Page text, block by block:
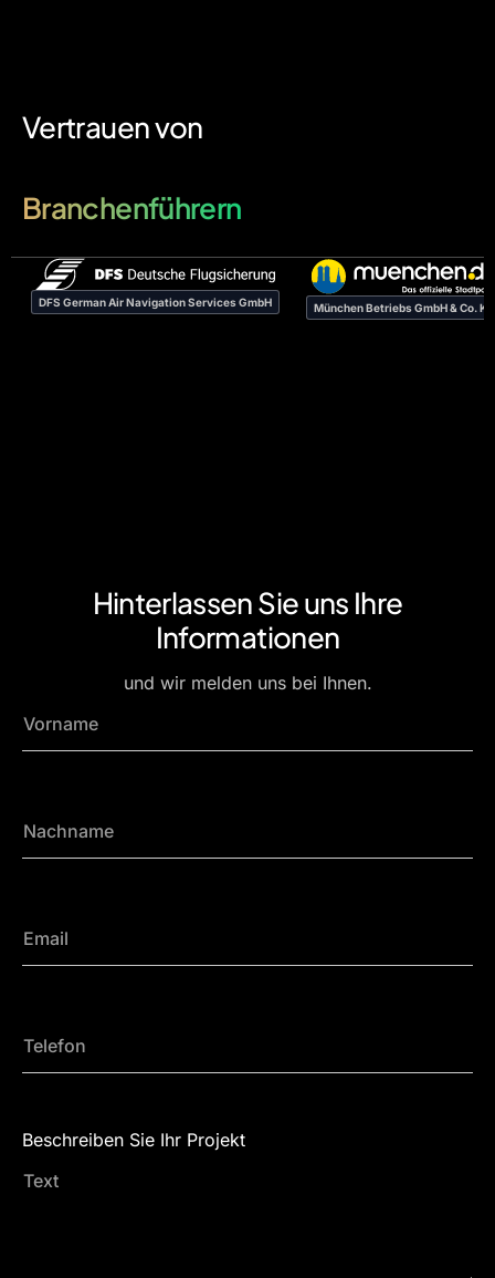
Vertrauen von
Branchenführern
DFS German Air Navigation Services GmbH München Betriebs GmbH & Co. KG
Hinterlassen Sie uns Ihre
Informationen
und wir melden uns bei Ihnen.
Beschreiben Sie Ihr Projekt